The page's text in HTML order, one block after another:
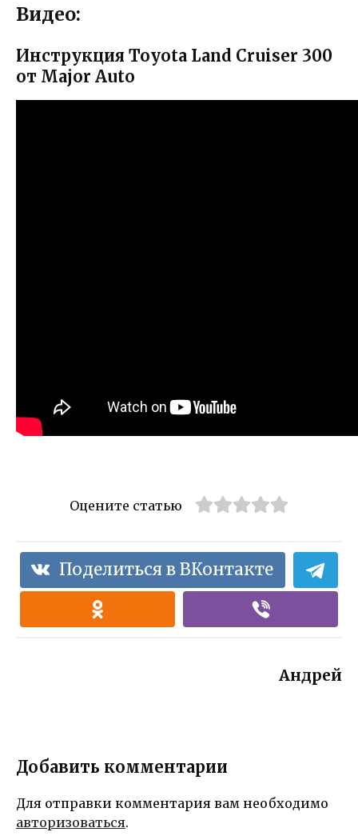
Видео:
Инструкция Toyota Land Cruiser 300
от Major Auto
Оцените статью
Поделиться в ВКонтакте
Андрей
Добавить комментарии
Для отправки комментария вам необходимо
авторизоваться.